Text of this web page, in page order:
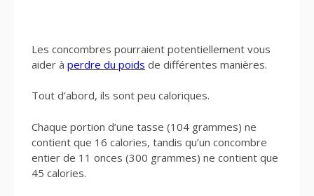
Les concombres pourraient potentiellement vous
aider à perdre du poids de différentes manières.
Tout d’abord, ils sont peu caloriques.
Chaque portion d’une tasse (104 grammes) ne
contient que 16 calories, tandis qu’un concombre
entier de 11 onces (300 grammes) ne contient que
45 calories.